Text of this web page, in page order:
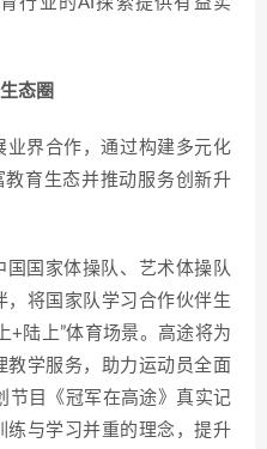
态圈
界合作，通过构建多元化
教育生态并推动服务创新升
国家体操队、艺术体操队
将国家队学习合作伙伴生
+陆上”体育场景。高途将为
学服务，助力运动员全面
节目《冠军在高途》真实记
练与学习并重的理念，提升